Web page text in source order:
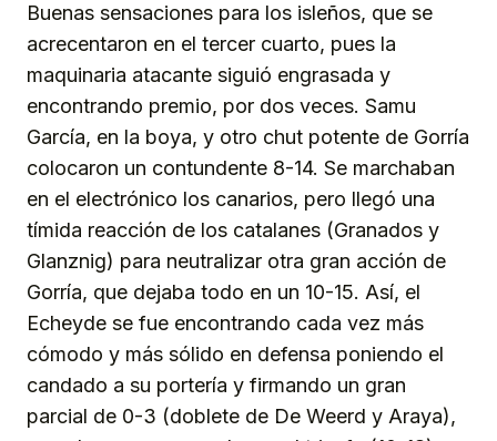
Buenas sensaciones para los isleños, que se
acrecentaron en el tercer cuarto, pues la
maquinaria atacante siguió engrasada y
encontrando premio, por dos veces. Samu
García, en la boya, y otro chut potente de Gorría
colocaron un contundente 8-14. Se marchaban
en el electrónico los canarios, pero llegó una
tímida reacción de los catalanes (Granados y
Glanznig) para neutralizar otra gran acción de
Gorría, que dejaba todo en un 10-15. Así, el
Echeyde se fue encontrando cada vez más
cómodo y más sólido en defensa poniendo el
candado a su portería y firmando un gran
parcial de 0-3 (doblete de De Weerd y Araya),